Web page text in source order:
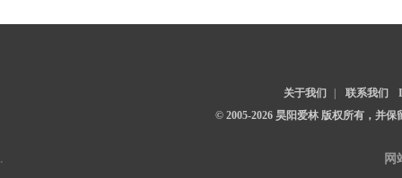
关于我们 联系我们
© 2005-2026 昊阳爱林 版权所有，并保
. 网